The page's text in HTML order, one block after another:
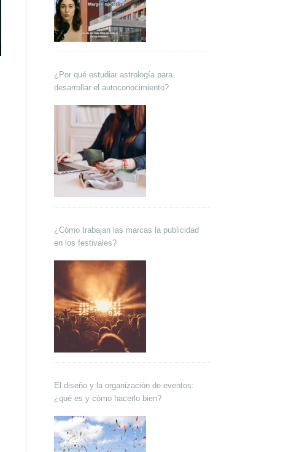
¿Por qué estudiar astrología para
desarrollar el autoconocimiento?
¿Cómo trabajan las marcas la publicidad
en los festivales?
El diseño y la organización de eventos:
¿qué es y cómo hacerlo bien?